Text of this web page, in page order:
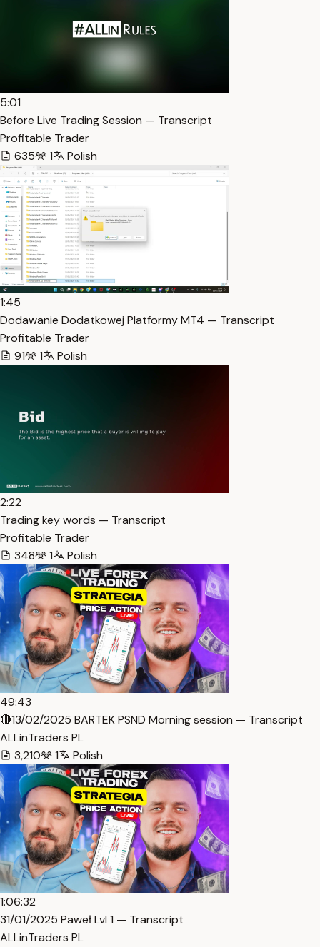
5:01
Before Live Trading Session — Transcript
Profitable Trader
635
1 Polish
1:45
Dodawanie Dodatkowej Platformy MT4 — Transcript
Profitable Trader
91
1 Polish
2:22
Trading key words — Transcript
Profitable Trader
348
1 Polish
49:43
🔴13/02/2025 BARTEK PSND Morning session — Transcript
ALLinTraders PL
3,210
1 Polish
1:06:32
31/01/2025 Paweł Lvl 1 — Transcript
ALLinTraders PL